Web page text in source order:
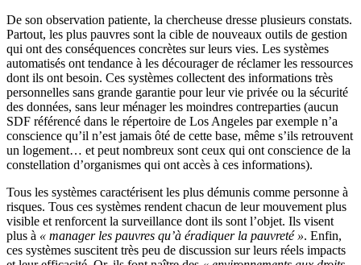
De son observation patiente, la chercheuse dresse plusieurs constats.
Partout, les plus pauvres sont la cible de nouveaux outils de gestion
qui ont des conséquences concrètes sur leurs vies. Les systèmes
automatisés ont tendance à les décourager de réclamer les ressources
dont ils ont besoin. Ces systèmes collectent des informations très
personnelles sans grande garantie pour leur vie privée ou la sécurité
des données, sans leur ménager les moindres contreparties (aucun
SDF référencé dans le répertoire de Los Angeles par exemple n’a
conscience qu’il n’est jamais ôté de cette base, même s’ils retrouvent
un logement… et peut nombreux sont ceux qui ont conscience de la
constellation d’organismes qui ont accès à ces informations).
Tous les systèmes caractérisent les plus démunis comme personne à
risques. Tous ces systèmes rendent chacun de leur mouvement plus
visible et renforcent la surveillance dont ils sont l’objet. Ils visent
plus à « manager les pauvres qu’à éradiquer la pauvreté ». Enfin,
ces systèmes suscitent très peu de discussion sur leurs réels impacts